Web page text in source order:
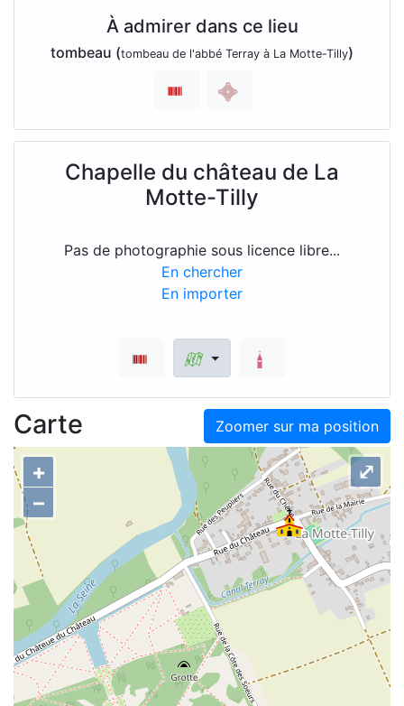
À admirer dans ce lieu
tombeau (tombeau de l'abbé Terray à La Motte-Tilly)
Chapelle du château de La
Motte-Tilly
Pas de photographie sous licence libre...
En chercher
En importer
Zoomer sur ma position
Carte
+
–
⤢